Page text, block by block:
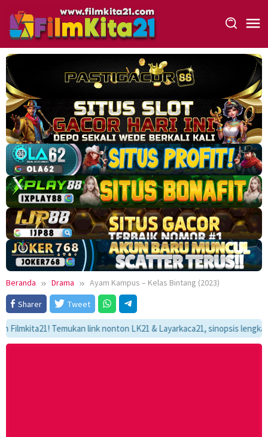
konten
Beranda Drama
Ayam Kampus – Kelas Bintang (2023)
Sharer
Tweet
Temukan link nonton LK21 & Layarkaca21, sinopsis